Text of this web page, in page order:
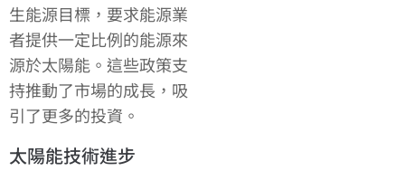
生能源目標，要求能源業
者提供一定比例的能源來
源於太陽能。這些政策支
持推動了市場的成長，吸
引了更多的投資。
太陽能技術進步